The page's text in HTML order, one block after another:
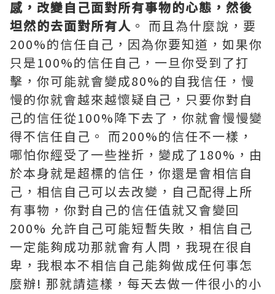
感，改變自己面對所有事物的心態，然後
坦然的去面對所有人 。 而且為什麼說，要
200%的信任自己，因為你要知道，如果你
只是100%的信任自己，一旦你受到了打
擊，你可能就會變成80%的自我信任，慢
慢的你就會越來越懷疑自己，只要你對自
己的信任從100%降下去了，你就會慢慢變
得不信任自己。 而200%的信任不一樣，
哪怕你經受了一些挫折，變成了180%，由
於本身就是超標的信任，你還是會相信自
己，相信自己可以去改變，自己配得上所
有事物，你對自己的信任值就又會變回
200% 允許自己可能短暫失敗，相信自己
一定能夠成功那就會有人問，我現在很自
卑，我根本不相信自己能夠做成任何事怎
麼辦! 那就請這樣，每天去做一件很小的小